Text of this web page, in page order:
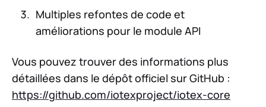
Multiples refontes de code et
améliorations pour le module API
Vous pouvez trouver des informations plus
détaillées dans le dépôt officiel sur GitHub :
https://github.com/iotexproject/iotex-core